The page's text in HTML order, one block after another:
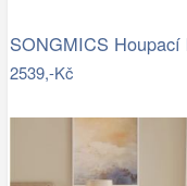
2539,-Kč